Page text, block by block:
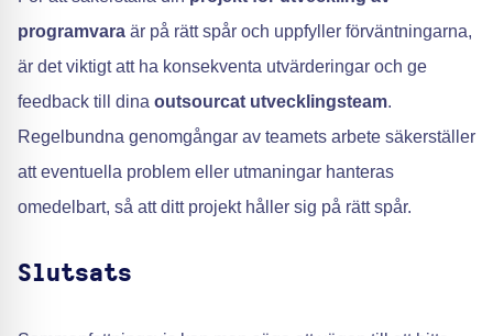
programvara är på rätt spår och uppfyller förväntningarna,
är det viktigt att ha konsekventa utvärderingar och ge
feedback till dina outsourcat utvecklingsteam.
Regelbundna genomgångar av teamets arbete säkerställer
att eventuella problem eller utmaningar hanteras
omedelbart, så att ditt projekt håller sig på rätt spår.
Slutsats